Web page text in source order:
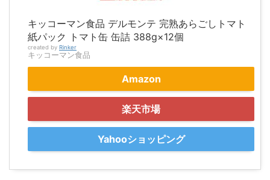
キッコーマン食品 デルモンテ 完熟あらごしトマト
紙パック トマト缶 缶詰 388g×12個
created by Rinker
キッコーマン食品
Amazon
楽天市場
Yahooショッピング